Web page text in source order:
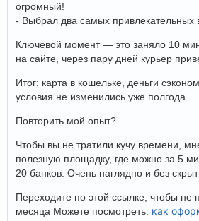
огромный!
- Выбрал два самых привлекательных
Ключевой момент — это заняло 10
на сайте, через пару дней курьер
Итог: карта в кошельке, деньги
условия не изменились уже полгода.
Повторить мой опыт?
Чтобы вы не тратили кучу времени,
полезную площадку, где можно за 5
20 банков. Очень наглядно и без
Переходите по этой ссылке, чтобы не
месяца Можете посмотреть: как